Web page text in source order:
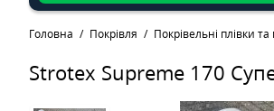
Головна Покрівля Покрівельні плівки
Strotex Supreme 170